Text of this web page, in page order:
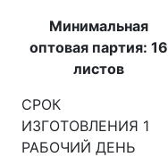
Минимальная
оптовая партия: 16
листов
СРОК
ИЗГОТОВЛЕНИЯ 1
РАБОЧИЙ ДЕНЬ